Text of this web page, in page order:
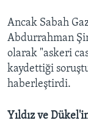
Ancak Sabah
Abdurrahman
olarak "askeri
kaydettiği
haberleştirdi.
Yıldız ve